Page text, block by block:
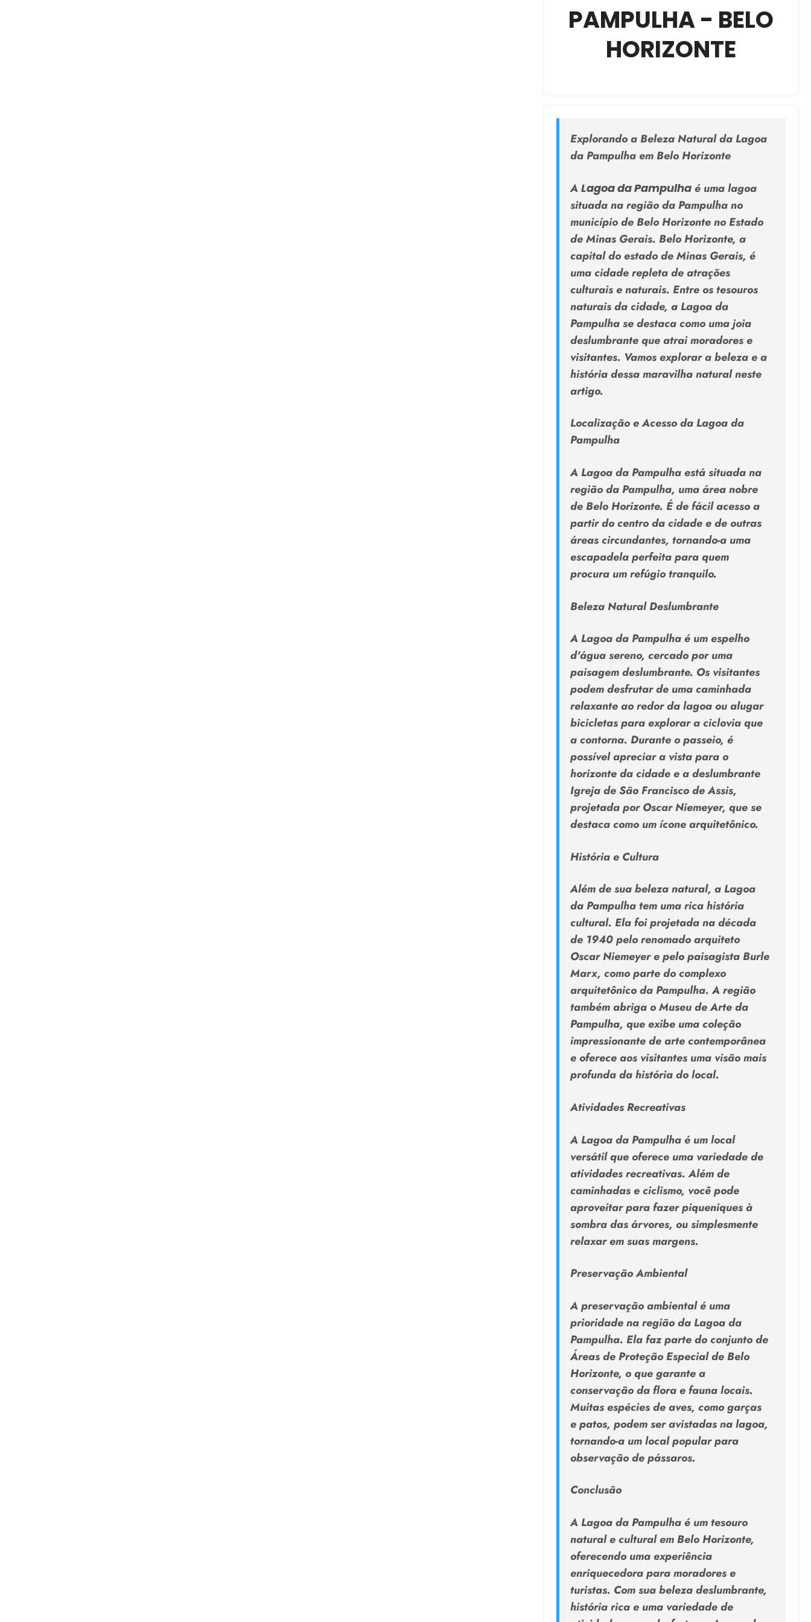
PAMPULHA - BELO
HORIZONTE
Explorando a Beleza Natural da Lagoa
da Pampulha em Belo Horizonte
ALagoa da Pampulha é uma lagoa
situada na região da Pampulha no
município de Belo Horizonte no Estado
de Minas Gerais. Belo Horizonte, a
capital do estado de Minas Gerais, é
uma cidade repleta de atrações
culturais e naturais. Entre os tesouros
naturais da cidade, a Lagoa da
Pampulha se destaca como uma joia
deslumbrante que atrai moradores e
visitantes. Vamos explorar a beleza e a
história dessa maravilha natural neste
artigo.
Localização e Acesso da Lagoa da
Pampulha
A Lagoa da Pampulha está situada na
região da Pampulha, uma área nobre
de Belo Horizonte. É de fácil acesso a
partir do centro da cidade e de outras
áreas circundantes, tornando-a uma
escapadela perfeita para quem
procura um refúgio tranquilo.
Beleza Natural Deslumbrante
A Lagoa da Pampulha é um espelho
d'água sereno, cercado por uma
paisagem deslumbrante. Os visitantes
podem desfrutar de uma caminhada
relaxante ao redor da lagoa ou alugar
bicicletas para explorar a ciclovia que
a contorna. Durante o passeio, é
possível apreciar a vista para o
horizonte da cidade e a deslumbrante
Igreja de São Francisco de Assis,
projetada por Oscar Niemeyer, que se
destaca como um ícone arquitetônico.
História e Cultura
Além de sua beleza natural, a Lagoa
da Pampulha tem uma rica história
cultural. Ela foi projetada na década
de 1940 pelo renomado arquiteto
Oscar Niemeyer e pelo paisagista Burle
Marx, como parte do complexo
arquitetônico da Pampulha. A região
também abriga o Museu de Arte da
Pampulha, que exibe uma coleção
impressionante de arte contemporânea
e oferece aos visitantes uma visão mais
profunda da história do local.
Atividades Recreativas
A Lagoa da Pampulha é um local
versátil que oferece uma variedade de
atividades recreativas. Além de
caminhadas e ciclismo, você pode
aproveitar para fazer piqueniques à
sombra das árvores, ou simplesmente
relaxar em suas margens.
Preservação Ambiental
A preservação ambiental é uma
prioridade na região da Lagoa da
Pampulha. Ela faz parte do conjunto de
Áreas de Proteção Especial de Belo
Horizonte, o que garante a
conservação da flora e fauna locais.
Muitas espécies de aves, como garças
e patos, podem ser avistadas na lagoa,
tornando-a um local popular para
observação de pássaros.
Conclusão
A Lagoa da Pampulha é um tesouro
natural e cultural em Belo Horizonte,
oferecendo uma experiência
enriquecedora para moradores e
turistas. Com sua beleza deslumbrante,
história rica e uma variedade de